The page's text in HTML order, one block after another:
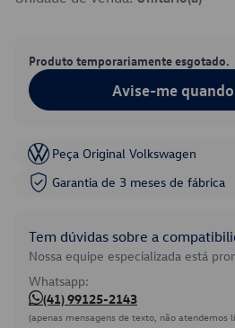
Produto temporariamente esgotado.
Avise-me
Peça Original Volkswagen
Garantia de 3 meses de fábrica
Tem dúvidas sobre a
Nossa equipe especializada está
Whatsapp:
(41) 99125-2143
(apenas mensagens de texto, não atendemos